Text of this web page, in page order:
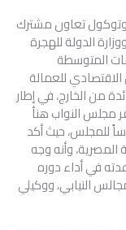
تعاون مشترك
الدولة للهجرة
المتوسطة
للعمالة
من الخارج، في إطار
مجلس النواب هنأ
للمجلس، حيث أكد
وأنه وجه
في أداء دوره
النيابي، ووكيلي